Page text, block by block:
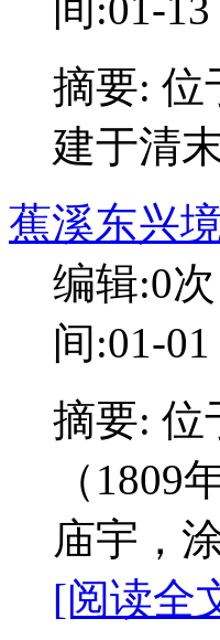
摘要: 位
建于清
蕉溪东兴
编辑:0
间:01-01
摘要: 位
（
庙宇，
[阅读全